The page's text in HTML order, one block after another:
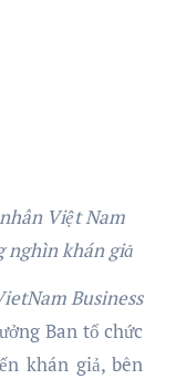
Việt Nam
nghìn khán giả
Business
Ban tổ chức
khán giả, bên